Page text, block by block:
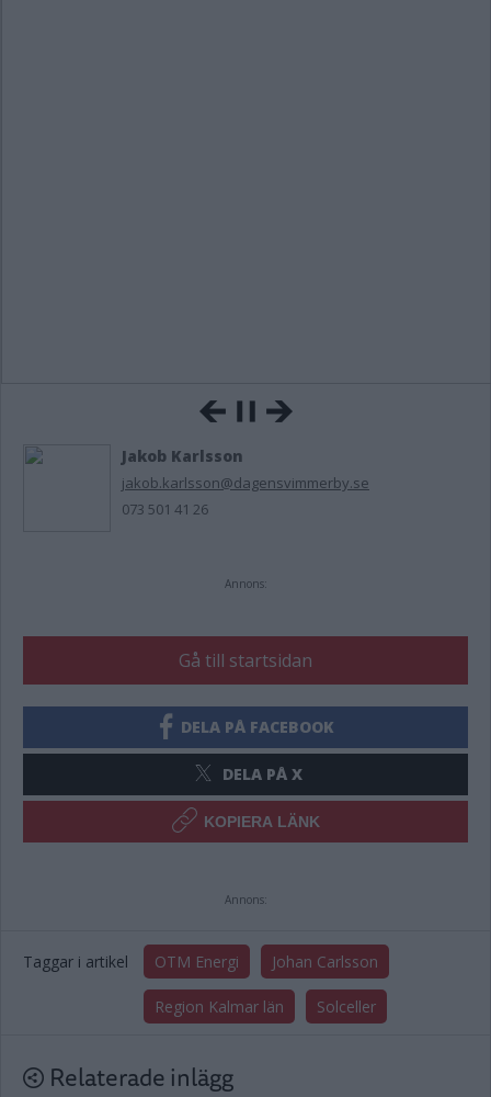
Jakob Karlsson
jakob.karlsson@dagensvimmerby.se
073 501 41 26
Annons:
Gå till startsidan
DELA PÅ FACEBOOK
DELA PÅ X
KOPIERA LÄNK
Annons:
Taggar i artikel OTM Energi Johan Carlsson
Region Kalmar län Solceller
Relaterade inlägg